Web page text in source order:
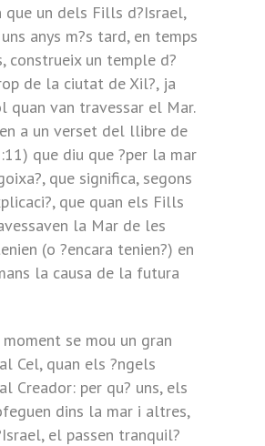
que un dels Fills d?Israel,
anys m?s tard, en temps
construeix un temple d?
de la ciutat de Xil?, ja
quan van travessar el Mar.
a un verset del llibre de
que diu que ?per la mar
que significa, segons
que quan els Fills
la Mar de les
(o ?encara tenien?) en
la causa de la futura
se mou un gran
Cel, quan els ?ngels
Creador: per qu? uns, els
dins la mar i altres,
el passen tranquil?